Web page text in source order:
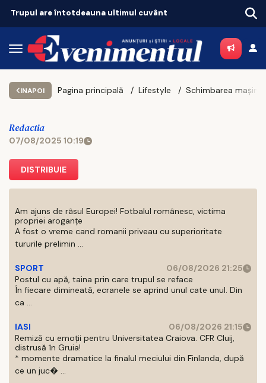
Trupul are întotdeauna ultimul cuvânt
INAPOI Pagina principală Lifestyle
Redactia
07/08/2025 10:19
DISTRIBUIE
Am ajuns de râsul Europei! Fotbalul românesc, victima
propriei aroganțe
A fost o vreme cand romanii priveau cu superioritate
tururile prelimin ...
SPORT
06/08/2026 21:25
Postul cu apă, taina prin care trupul se reface
În fiecare dimineată, ecranele se aprind unul cate unul. Din
ca ...
IASI
06/08/2026 21:15
Remiză cu emoții pentru Universitatea Craiova. CFR Cluij,
distrusă în Gruia!
* momente dramatice la finalul meciului din Finlanda, după
ce un juc� ...